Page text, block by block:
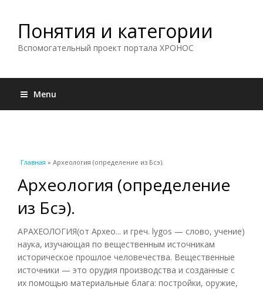
Понятия и категории
Вспомогательный проект портала ХРОНОС
Menu
Вы здесь
Главная » Археология (определение из Бсэ).
Археология (определение
из Бсэ).
АРАХЕОЛОГИЯ(от Архео... и греч. lygos — слово, учение)
наука, изучающая по вещественным источникам
историческое прошлое человечества. Вещественные
источники — это орудия производства и созданные с
их помощью материальные блага: постройки, оружие,